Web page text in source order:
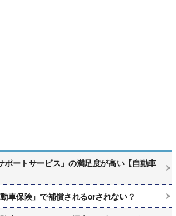
ートサービス」の満足度が高い【自動車
車保険」で補償されるorされない？